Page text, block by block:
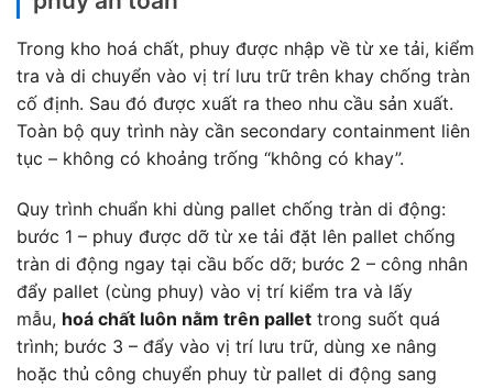
Trong kho hoá chất, phuy được nhập về từ xe tải, kiểm
tra và di chuyển vào vị trí lưu trữ trên khay chống tràn
cố định. Sau đó được xuất ra theo nhu cầu sản xuất.
Toàn bộ quy trình này cần secondary containment liên
tục – không có khoảng trống “không có khay”.
Quy trình chuẩn khi dùng pallet chống tràn di động:
bước 1 – phuy được dỡ từ xe tải đặt lên pallet chống
tràn di động ngay tại cầu bốc dỡ; bước 2 – công nhân
đẩy pallet (cùng phuy) vào vị trí kiểm tra và lấy
mẫu, hoá chất luôn nằm trên pallet trong suốt quá
trình; bước 3 – đẩy vào vị trí lưu trữ, dùng xe nâng
hoặc thủ công chuyển phuy từ pallet di động sang